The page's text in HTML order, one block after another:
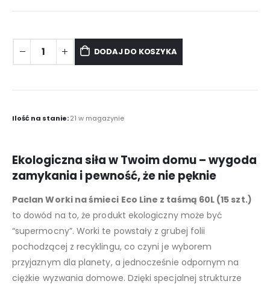
DODAJ DO KOSZYKA
Ilość na stanie:21 w magazynie
Ekologiczna siła w Twoim domu – wygoda
zamykania i pewność, że nie pęknie
Paclan Worki na śmieci Eco Line z taśmą 60L (15 szt.)
to dowód na to, że produkt ekologiczny może być
“supermocny”. Worki te powstały z grubej folii
pochodzącej z recyklingu, co czyni je wyborem
przyjaznym dla planety, a jednocześnie odpornym na
ciężkie wyzwania domowe. Dzięki specjalnej strukturze